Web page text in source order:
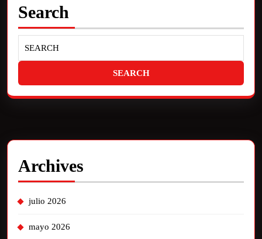
Search
Archives
julio 2026
mayo 2026